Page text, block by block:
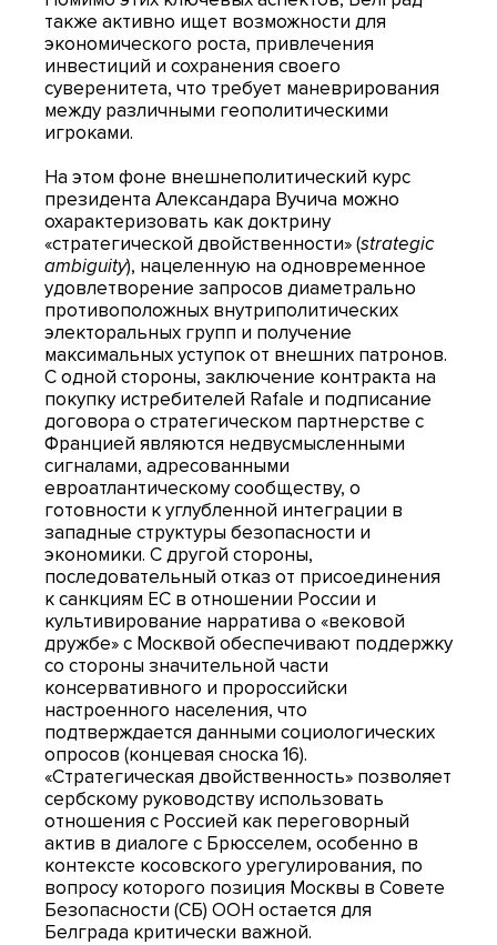
также активно ищет возможности для
экономического роста, привлечения
инвестиций и сохранения своего
суверенитета, что требует маневрирования
между различными геополитическими
игроками.
На этом фоне внешнеполитический курс
президента Александара Вучича можно
охарактеризовать как доктрину
«стратегической двойственности» (strategic
ambiguity), нацеленную на одновременное
удовлетворение запросов диаметрально
противоположных внутриполитических
электоральных групп и получение
максимальных уступок от внешних патронов.
С одной стороны, заключение контракта на
покупку истребителей Rafale и подписание
договора о стратегическом партнерстве с
Францией являются недвусмысленными
сигналами, адресованными
евроатлантическому сообществу, о
готовности к углубленной интеграции в
западные структуры безопасности и
экономики. С другой стороны,
последовательный отказ от присоединения
к санкциям ЕС в отношении России и
культивирование нарратива о «вековой
дружбе» с Москвой обеспечивают поддержку
со стороны значительной части
консервативного и пророссийски
настроенного населения, что
подтверждается данными социологических
опросов (концевая сноска 16).
«Стратегическая двойственность» позволяет
сербскому руководству использовать
отношения с Россией как переговорный
актив в диалоге с Брюсселем, особенно в
контексте косовского урегулирования, по
вопросу которого позиция Москвы в Совете
Безопасности (СБ) ООН остается для
Белграда критически важной.